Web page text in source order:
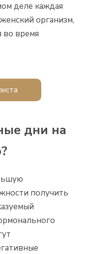
деле каждая
организм,
во время
дни на
получить